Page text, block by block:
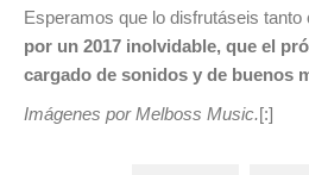
Esperamos que lo disfrutáseis tanto
por un 2017 inolvidable, que el
cargado de sonidos y de buenos
Imágenes por Melboss Music.[:]